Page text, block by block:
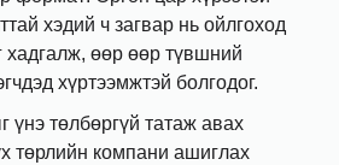
хэдий ч загвар нь ойлгоход
өөр өөр түвшний
хүртээмжтэй болгодог.
үнэ төлбөргүй татаж авах
төрлийн компани ашиглах